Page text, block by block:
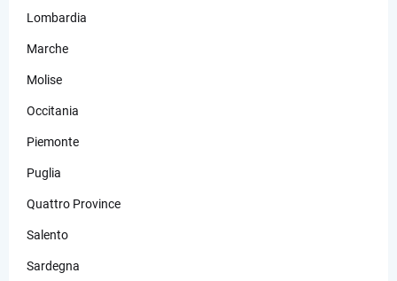
Lombardia
Marche
Molise
Occitania
Piemonte
Puglia
Quattro Province
Salento
Sardegna